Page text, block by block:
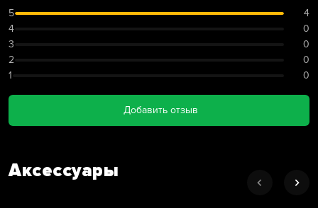
5
4
4
0
3
0
2
0
1
0
Добавить отзыв
Аксессуары